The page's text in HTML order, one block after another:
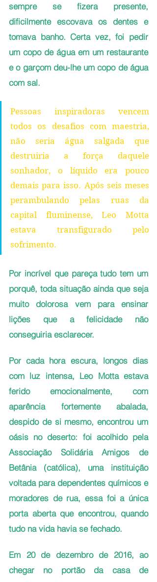
sempre se fizera presente,
dificilmente escovava os dentes e
tomava banho. Certa vez, foi pedir
um copo de água em um restaurante
e o garçom deu-lhe um copo de água
com sal.
Pessoas inspiradoras vencem
todos os desafios com maestria,
não seria água salgada que
destruiria a força daquele
sonhador, o líquido era pouco
demais para isso. Após seis meses
perambulando pelas ruas da
capital fluminense, Leo Motta
estava transfigurado pelo
sofrimento.
Por incrível que pareça tudo tem um
porquê, toda situação ainda que seja
muito dolorosa vem para ensinar
lições que a felicidade não
conseguiria esclarecer.
Por cada hora escura, longos dias
com luz intensa, Leo Motta estava
ferido emocionalmente, com
aparência fortemente abalada,
despido de si mesmo, encontrou um
oásis no deserto: foi acolhido pela
Associação Solidária Amigos de
Betânia (católica), uma instituição
voltada para dependentes químicos e
moradores de rua, essa foi a única
porta aberta que encontrou, quando
tudo na vida havia se fechado.
Em 20 de dezembro de 2016, ao
chegar no portão da casa de